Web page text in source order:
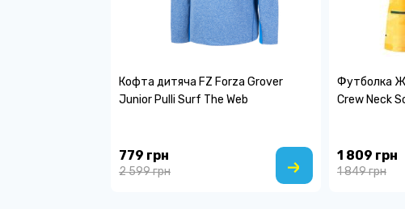
Кофта дитяча FZ Forza Grover
Junior Pulli Surf The Web
779 грн
2 599 грн
Футболка
Crew Neck
1 809 грн
1 849 грн